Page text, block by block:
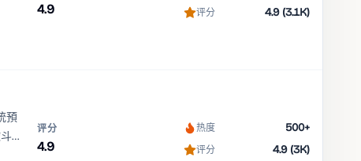
4.9 评分 4.9 (3.1K)
預
數
限
评分
4.9
热度 500+
评分 4.9 (3K)